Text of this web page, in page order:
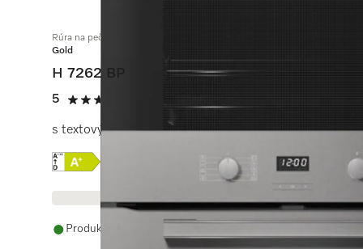
Rúra na pečenie
Gold
H 7262 BP
5
5 / 5
(1 recenzie)
s textovým displejom, pokrmovým teplomerom a
Online Label Flag, Energetický štítok
Informácie o produkte
Produkt je dostupný